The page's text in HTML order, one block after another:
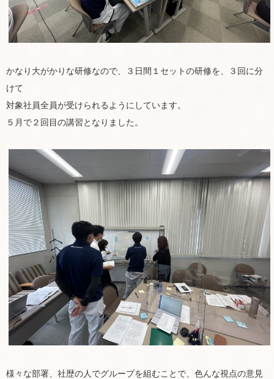
かなり大がかりな研修なので、３日間１セットの研修を、３回に分
けて
対象社員全員が受けられるようにしています。
５月で２回目の講習となりました。
様々な部署、社歴の人でグループを組むことで、色んな視点の意見